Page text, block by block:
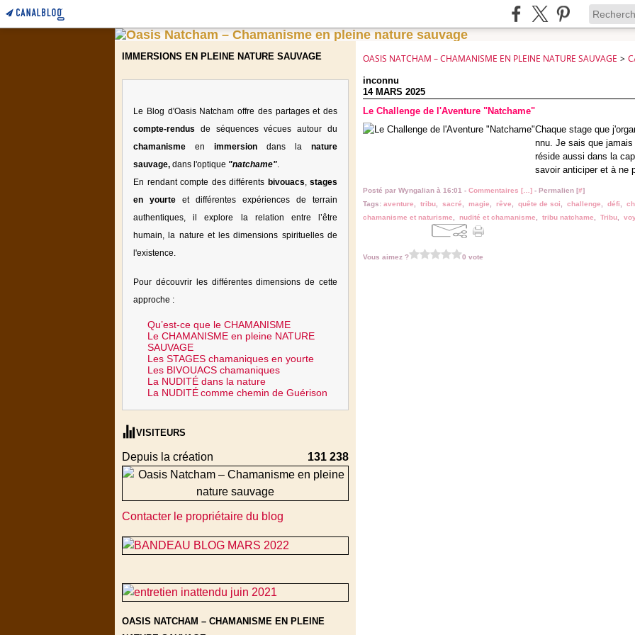
IMMERSIONS EN PLEINE NATURE SAUVAGE
Le Blog d'Oasis Natcham offre des partages et des
compte-rendus de séquences vécues autour du
chamanisme en immersion dans la nature
sauvage, dans l'optique "natchame".
En rendant compte des différents bivouacs, stages
en yourte et différentes expériences de terrain
authentiques, il explore la relation entre l’être
humain, la nature et les dimensions spirituelles de
l'existence.
Pour découvrir les différentes dimensions de cette
approche :
Qu’est-ce que le CHAMANISME
Le CHAMANISME en pleine NATURE
SAUVAGE
Les STAGES chamaniques en yourte
Les BIVOUACS chamaniques
La NUDITÉ dans la nature
La NUDITÉcomme chemin de Guérison
VISITEURS
Depuis la création 131 238
Contacter le propriétaire du blog
OASIS NATCHAM – CHAMANISME EN PLEINE
OASIS NATCHAM – CHAMANISME EN PLEINE NATURE SAUVAGE >
inconnu
14 MARS 2025
Le Challenge de l'Aventure "Natchame"
Chaque stage que
nnu. Je sais que
réside aussi dans la
savoir anticiper et à ne
Posté par Wyngalian à 16:01 - Commentaires [ ] - Permalien [#]
Tags: aventure tribu sacré magie rêve quête de soi challenge défi
chamanisme et naturisme
nudité et chamanisme tribu natchame Tribu
Vous aimez ? 0 vote